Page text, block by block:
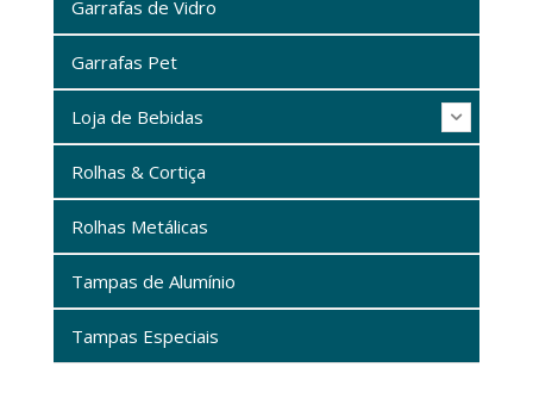
Garrafas de Vidro
Garrafas Pet
Loja de Bebidas
Rolhas & Cortiça
Rolhas Metálicas
Tampas de Alumínio
Tampas Especiais